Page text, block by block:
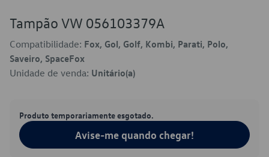
Tampão VW 056103379A
Compatibilidade: Fox, Gol, Golf, Kombi, Parati, Polo,
Saveiro, SpaceFox
Unidade de venda: Unitário(a)
Produto temporariamente esgotado.
Avise-me quando chegar!